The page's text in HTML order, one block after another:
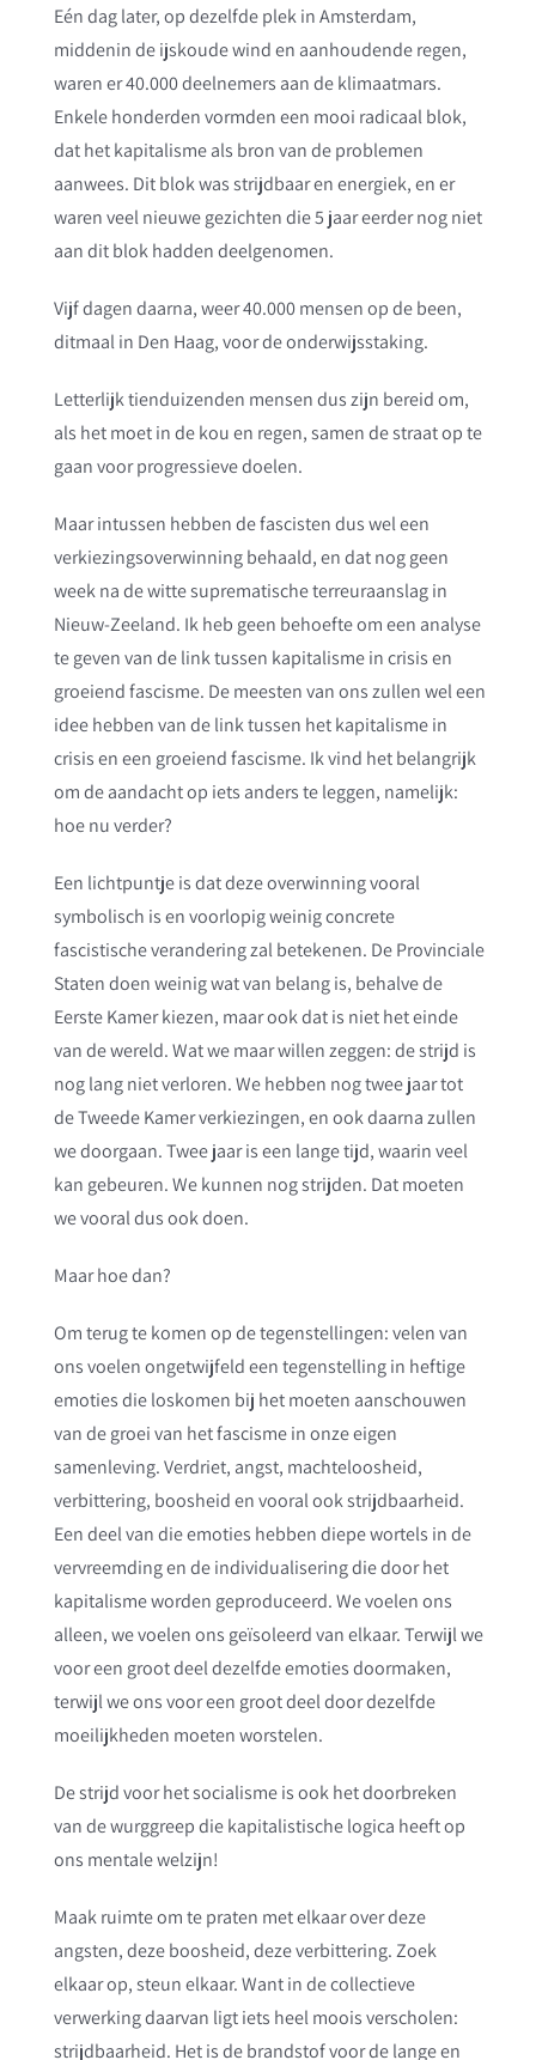
Eén dag later, op dezelfde plek in Amsterdam,
middenin de ijskoude wind en aanhoudende regen,
waren er 40.000 deelnemers aan de klimaatmars.
Enkele honderden vormden een mooi radicaal blok,
dat het kapitalisme als bron van de problemen
aanwees. Dit blok was strijdbaar en energiek, en er
waren veel nieuwe gezichten die 5 jaar eerder nog niet
aan dit blok hadden deelgenomen.
Vijf dagen daarna, weer 40.000 mensen op de been,
ditmaal in Den Haag, voor de onderwijsstaking.
Letterlijk tienduizenden mensen dus zijn bereid om,
als het moet in de kou en regen, samen de straat op te
gaan voor progressieve doelen.
Maar intussen hebben de fascisten dus wel een
verkiezingsoverwinning behaald, en dat nog geen
week na de witte suprematische terreuraanslag in
Nieuw-Zeeland. Ik heb geen behoefte om een analyse
te geven van de link tussen kapitalisme in crisis en
groeiend fascisme. De meesten van ons zullen wel een
idee hebben van de link tussen het kapitalisme in
crisis en een groeiend fascisme. Ik vind het belangrijk
om de aandacht op iets anders te leggen, namelijk:
hoe nu verder?
Een lichtpuntje is dat deze overwinning vooral
symbolisch is en voorlopig weinig concrete
fascistische verandering zal betekenen. De Provinciale
Staten doen weinig wat van belang is, behalve de
Eerste Kamer kiezen, maar ook dat is niet het einde
van de wereld. Wat we maar willen zeggen: de strijd is
nog lang niet verloren. We hebben nog twee jaar tot
de Tweede Kamer verkiezingen, en ook daarna zullen
we doorgaan. Twee jaar is een lange tijd, waarin veel
kan gebeuren. We kunnen nog strijden. Dat moeten
we vooral dus ook doen.
Maar hoe dan?
Om terug te komen op de tegenstellingen: velen van
ons voelen ongetwijfeld een tegenstelling in heftige
emoties die loskomen bij het moeten aanschouwen
van de groei van het fascisme in onze eigen
samenleving. Verdriet, angst, machteloosheid,
verbittering, boosheid en vooral ook strijdbaarheid.
Een deel van die emoties hebben diepe wortels in de
vervreemding en de individualisering die door het
kapitalisme worden geproduceerd. We voelen ons
alleen, we voelen ons geïsoleerd van elkaar. Terwijl we
voor een groot deel dezelfde emoties doormaken,
terwijl we ons voor een groot deel door dezelfde
moeilijkheden moeten worstelen.
De strijd voor het socialisme is ook het doorbreken
van de wurggreep die kapitalistische logica heeft op
ons mentale welzijn!
Maak ruimte om te praten met elkaar over deze
angsten, deze boosheid, deze verbittering. Zoek
elkaar op, steun elkaar. Want in de collectieve
verwerking daarvan ligt iets heel moois verscholen:
strijdbaarheid. Het is de brandstof voor de lange en